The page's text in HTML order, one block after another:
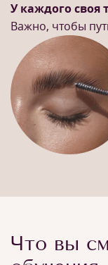
У каждого своя
Важно, чтобы
Что вы